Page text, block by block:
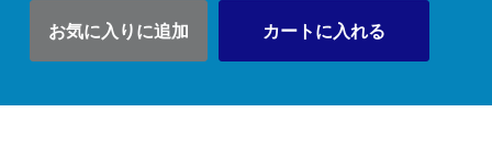
カートに入れる
お気に入りに追加